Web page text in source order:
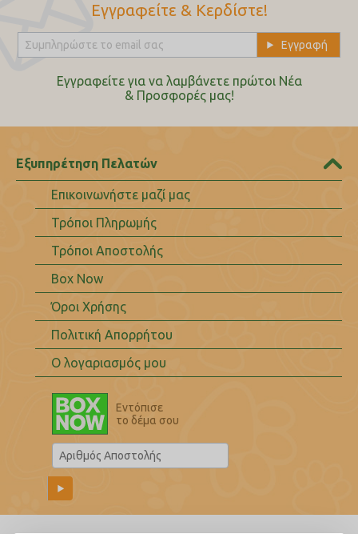
Εγγραφείτε & Κερδίστε!
Εγγραφείτε για να λαμβάνετε πρώτοι Nέα
& Προσφορές μας!
Εξυπηρέτηση Πελατών
Επικοινωνήστε μαζί μας
Τρόποι Πληρωμής
Τρόποι Αποστολής
Box Now
Όροι Χρήσης
Πολιτική Απορρήτου
Ο λογαριασμός μου
Εντόπισε
το δέμα σου